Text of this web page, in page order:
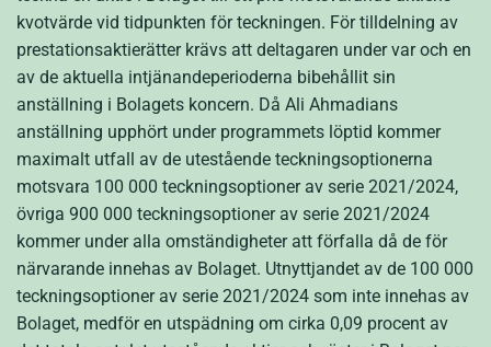
kvotvärde vid tidpunkten för teckningen. För tilldelning av
prestationsaktierätter krävs att deltagaren under var och en
av de aktuella intjänandeperioderna bibehållit sin
anställning i Bolagets koncern. Då Ali Ahmadians
anställning upphört under programmets löptid kommer
maximalt utfall av de utestående teckningsoptionerna
motsvara 100 000 teckningsoptioner av serie 2021/2024,
övriga 900 000 teckningsoptioner av serie 2021/2024
kommer under alla omständigheter att förfalla då de för
närvarande innehas av Bolaget. Utnyttjandet av de 100 000
teckningsoptioner av serie 2021/2024 som inte innehas av
Bolaget, medför en utspädning om cirka 0,09 procent av